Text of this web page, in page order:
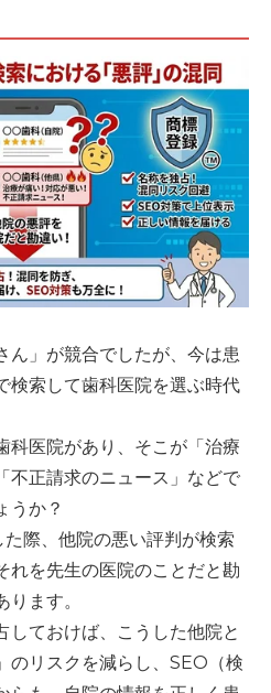
ん」が競合でしたが、今は患
検索して歯科医院を選ぶ時代
科医院があり、そこが「治療
不正請求のニュース」などで
うか？
際、他院の悪い評判が検索
れを先生の医院のことだと勘
ます。
しておけば、こうした他院と
のリスクを減らし、SEO（検